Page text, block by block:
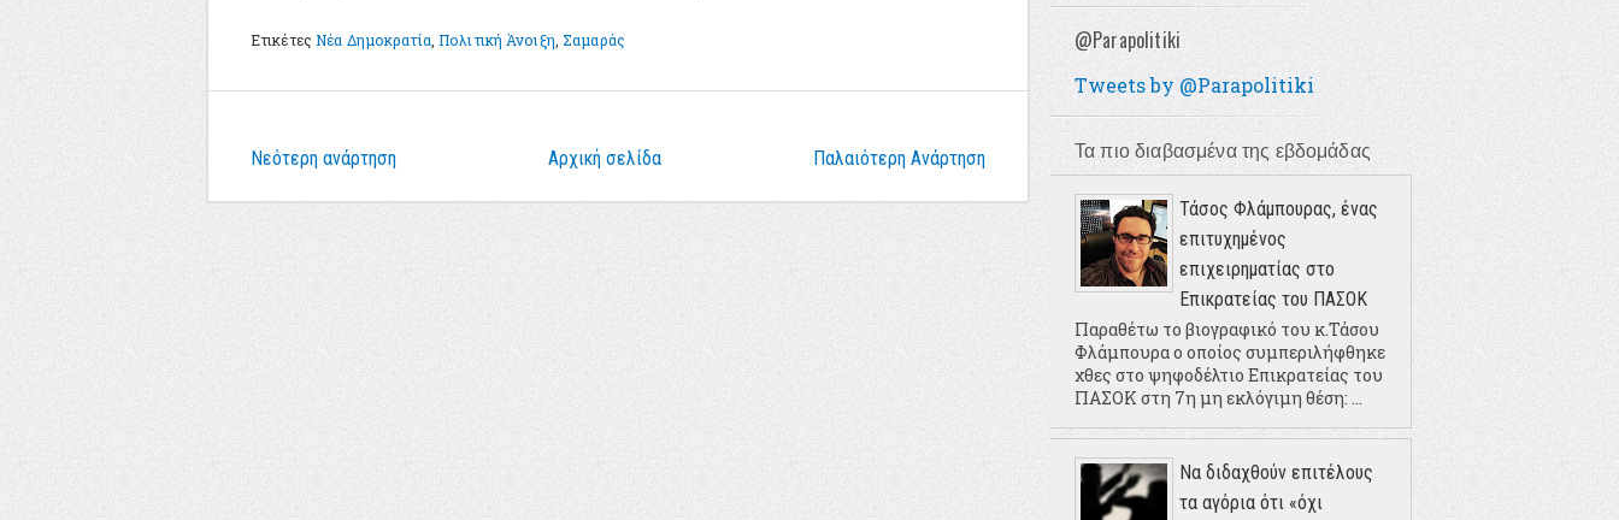
ΕτικέτεςΝέα Δημοκρατία ,Πολιτική Άνοιξη Σαμαράς
Νεότερη ανάρτηση Παλαιότερη Ανάρτηση
Αρχική σελίδα
@Parapolitiki
Tweets by @Parapolitiki
Τα πιο διαβασμένα της εβδομάδας
Τάσος Φλάμπουρας, ένας
επιτυχημένος
επιχειρηματίας στο
Επικρατείας του ΠΑΣΟΚ
Παραθέτω το βιογραφικό του κ.Τάσου
Φλάμπουρα ο οποίος συμπεριλήφθηκε
χθες στο ψηφοδέλτιο Επικρατείας του
ΠΑΣΟΚ στη 7η μη εκλόγιμη θέση: ...
Να διδαχθούν επιτέλους
τα αγόρια ότι «όχι